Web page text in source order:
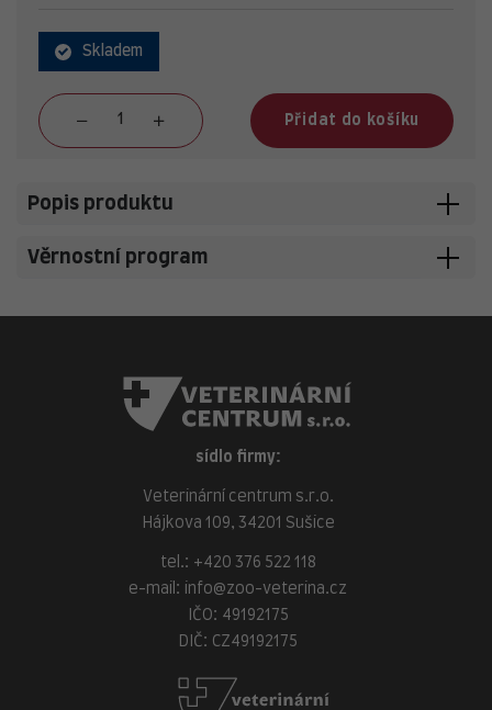
Skladem
Přidat do košíku
Popis produktu
Věrnostní program
sídlo firmy:
Veterinární centrum s.r.o.
Hájkova 109, 34201 Sušice
tel.: +420 376 522 118
e-mail:
info@zoo-veterina.cz
IČO: 49192175
DIČ: CZ49192175